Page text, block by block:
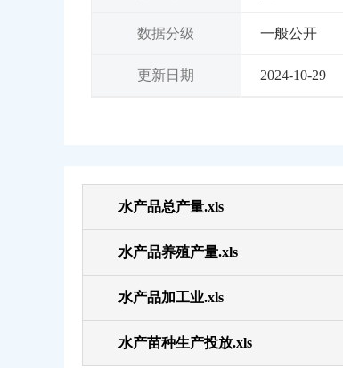
数据分级 一般公开
更新日期 2024-10-29
水产品总产量.xls
水产品养殖产量.xls
水产品加工业.xls
水产苗种生产投放.xls